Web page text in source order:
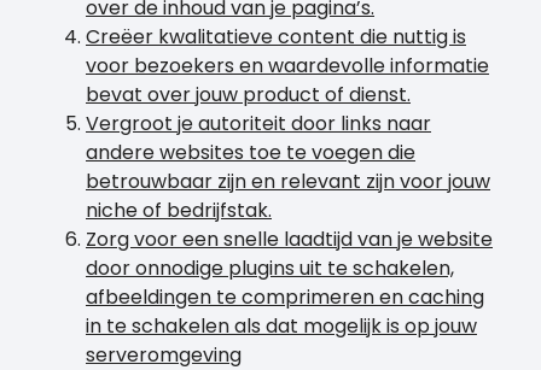
over de inhoud van je pagina’s.
Creëer kwalitatieve content die nuttig is
voor bezoekers en waardevolle informatie
bevat over jouw product of dienst.
Vergroot je autoriteit door links naar
andere websites toe te voegen die
betrouwbaar zijn en relevant zijn voor jouw
niche of bedrijfstak.
Zorg voor een snelle laadtijd van je website
door onnodige plugins uit te schakelen,
afbeeldingen te comprimeren en caching
in te schakelen als dat mogelijk is op jouw
serveromgeving